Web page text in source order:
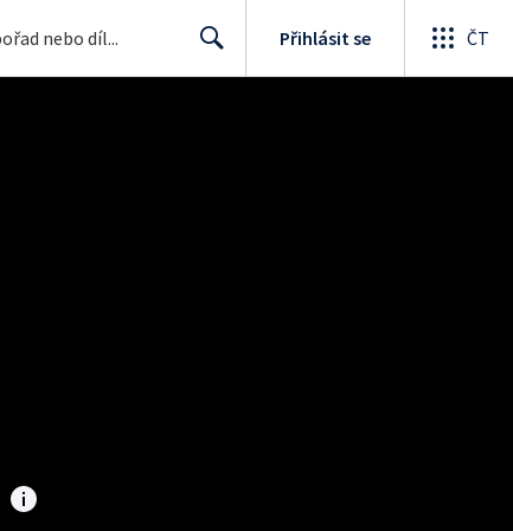
Přihlásit se ČT